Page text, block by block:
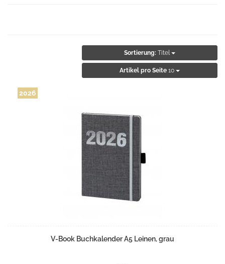
Sortierung: Titel
Artikel pro Seite 10
2026
V-Book Buchkalender A5 Leinen, grau